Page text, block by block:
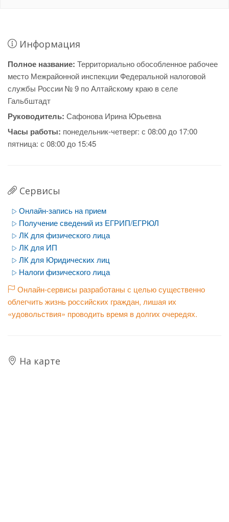
Информация
Полное название: Территориально обособленное рабочее
место Межрайонной инспекции Федеральной налоговой
службы России № 9 по Алтайскому краю в селе
Гальбштадт
Руководитель: Сафонова Ирина Юрьевна
Часы работы: понедельник-четверг: с 08:00 до 17:00
пятница: с 08:00 до 15:45
Сервисы
Онлайн-запись на прием
Получение сведений из ЕГРИП/ЕГРЮЛ
ЛК для физического лица
ЛК для ИП
ЛК для Юридических лиц
Налоги физического лица
Онлайн-сервисы разработаны с целью существенно
облегчить жизнь российских граждан, лишая их
«удовольствия» проводить время в долгих очередях.
На карте